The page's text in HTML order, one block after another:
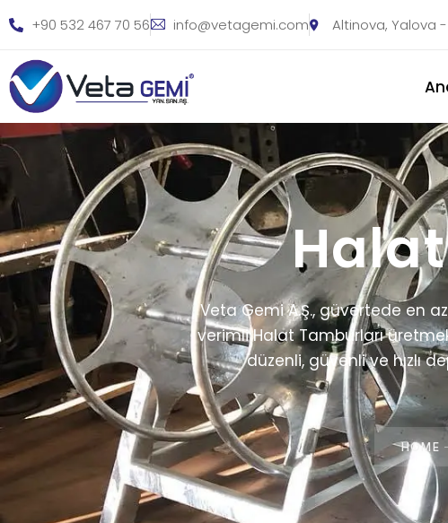
+90 532 467 70 56 info@vetagemi.com Altinova, Yalova -
Veta Gemi A.Ş., güvertede en
verimli Halat Tamburları
düzenli, güvenli ve hızlı
HOME